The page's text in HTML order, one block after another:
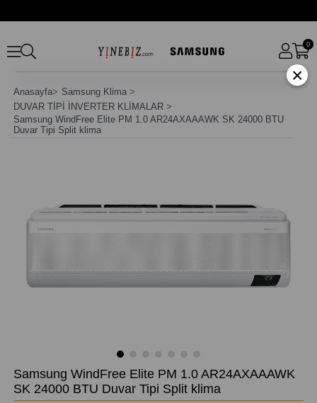
0
Anasayfa> Samsung Klima>
DUVAR TİPİ İNVERTER KLİMALAR>
Samsung WindFree Elite PM 1.0 AR24AXAAAWK SK 24000 BTU
Duvar Tipi Split klima
Samsung WindFree Elite PM 1.0 AR24AXAAAWK
SK 24000 BTU Duvar Tipi Split klima
×